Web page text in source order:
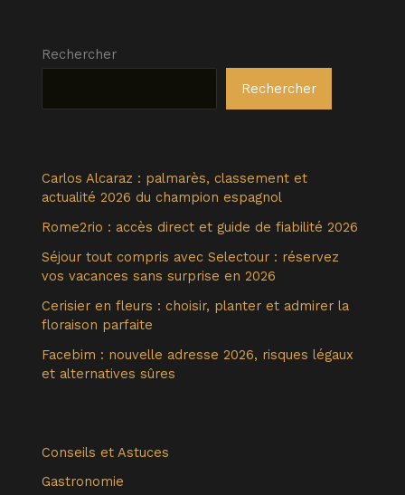
Rechercher
Rechercher
Carlos Alcaraz : palmarès, classement et
actualité 2026 du champion espagnol
Rome2rio : accès direct et guide de fiabilité 2026
Séjour tout compris avec Selectour : réservez
vos vacances sans surprise en 2026
Cerisier en fleurs : choisir, planter et admirer la
floraison parfaite
Facebim : nouvelle adresse 2026, risques légaux
et alternatives sûres
Conseils et Astuces
Gastronomie